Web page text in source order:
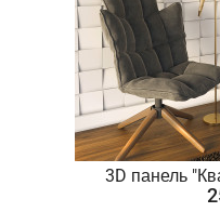
3D панель